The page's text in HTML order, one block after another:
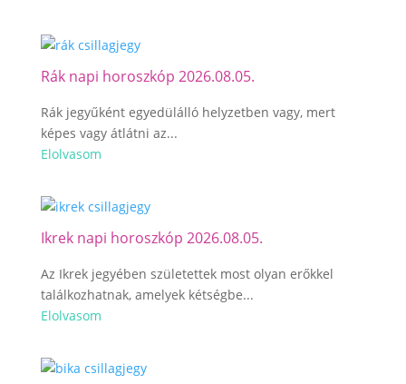
Rák napi horoszkóp 2026.08.05.
Rák jegyűként egyedülálló helyzetben vagy, mert
képes vagy átlátni az...
Elolvasom
Ikrek napi horoszkóp 2026.08.05.
Az Ikrek jegyében születettek most olyan erőkkel
találkozhatnak, amelyek kétségbe...
Elolvasom